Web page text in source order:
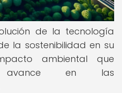
de la tecnología
la sostenibilidad en su
ambiental que
en las